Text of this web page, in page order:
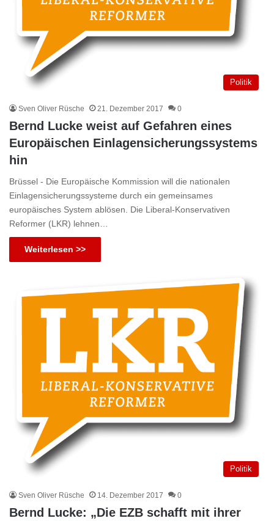
Politik
Sven Oliver Rüsche 21. Dezember 2017 0
Bernd Lucke weist auf Gefahren eines
Europäischen Einlagensicherungssystems
hin
Brüssel - Die Europäische Kommission will die nationalen
Einlagensicherungssysteme durch ein gemeinsames
europäisches System ablösen. Die Liberal-Konservativen
Reformer (LKR) lehnen…
Weiterlesen >>
Politik
Sven Oliver Rüsche 14. Dezember 2017 0
Bernd Lucke: „Die EZB schafft mit ihrer